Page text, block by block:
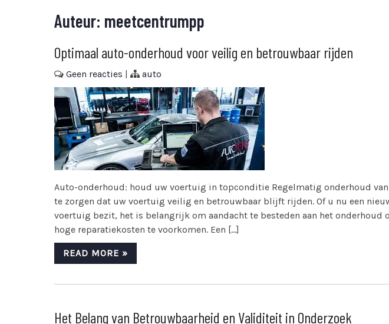
Auteur: meetcentrumpp
Optimaal auto-onderhoud voor veilig en betrouwbaar rijden
Geen reacties | auto
Auto-onderhoud: houd uw voertuig in topconditie Regelmatig onderhoud
te zorgen dat uw voertuig veilig en betrouwbaar blijft rijden. Of u nu een
voertuig bezit, het is belangrijk om aandacht te besteden aan het onderhoud
hoge reparatiekosten te voorkomen. Een […]
READ MORE »
Het Belang van Betrouwbaarheid en Validiteit in Onderzoek